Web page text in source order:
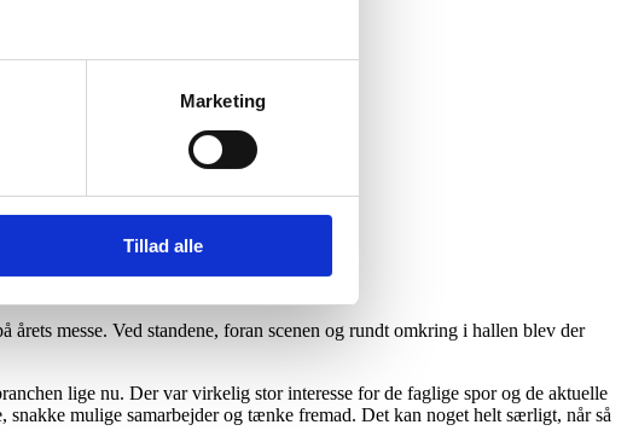
Marketing
Tillad alle
messeoplevelse.
den 19.–21. maj.
messe. Ved standene, foran scenen og rundt omkring i hallen blev der
lige nu. Der var virkelig stor interesse for de faglige spor og de aktuelle
snakke mulige samarbejder og tænke fremad. Det kan noget helt særligt, når så